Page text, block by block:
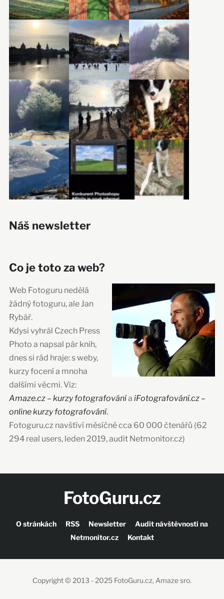
Náš newsletter
Co je toto za web?
Web Fotoguru nedělá
žádný fotoguru, ale Jan
Rybář.
Kdysi vyhrál Czech Press
Photo a napsal pár knih,
dnes si rád hraje: s weby,
kurzy focení a mnoha
dalšími věcmi. Viz:
Amaze.cz – kurzy fotografovánía iFotografování.cz –
online kurzy fotografování.
Fotoguru.cz navštíví měsíčně cca 60 000 čtenářů (62
294 real users, leden 2019, audit Netmonitor.cz)
FotoGuru.cz
O stránkách RSS Newsletter
Audit návštěvnosti na
Netmonitor.cz
Kontakt
Copyright © 2013 - 2025 FotoGuru.cz, Amaze sro.